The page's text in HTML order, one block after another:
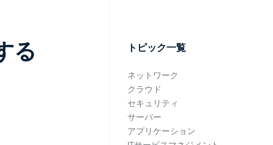
る トピック一覧
ネットワーク
クラウド
セキュリティ
サーバー
アプリケーション